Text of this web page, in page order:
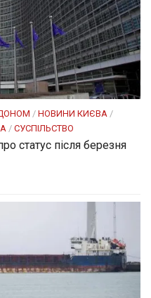
/ НОВИНИ КИЄВА /
/ СУСПІЛЬСТВО
статус після березня